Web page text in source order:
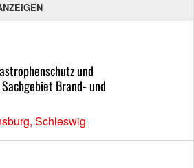
und
Brand- und
Schleswig